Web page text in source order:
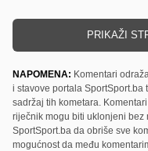
PRIKAŽI
NAPOMENA: Komentari
i stavove portala SportSport.ba
sadržaj tih kometara.
riječnik mogu biti uklonjeni
SportSport.ba da obriše sve
mogućnost da među